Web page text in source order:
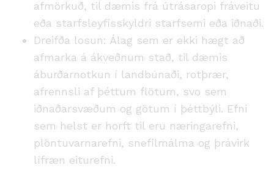
afmörkuð, til dæmis frá útrásaropi fráveitu
eða starfsleyfisskyldri starfsemi eða iðnaði.
Dreifða losun: Álag sem er ekki hægt að
afmarka á ákveðnum stað, til dæmis
áburðarnotkun í landbúnaði, rotþrær,
afrennsli af þéttum flötum, svo sem
iðnaðarsvæðum og götum í þéttbýli. Efni
sem helst er horft til eru næringarefni,
plöntuvarnarefni, snefilmálma og þrávirk
lífræn eiturefni.